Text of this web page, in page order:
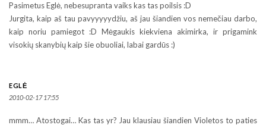
Pasimetus Eglė, nebesupranta vaiks kas tas poilsis :D
Jurgita, kaip aš tau pavyyyyydžiu, aš jau šiandien vos nemečiau darbo,
kaip noriu pamiegot :D Mėgaukis kiekviena akimirka, ir prigamink
visokių skanybių kaip šie obuoliai, labai gardūs :)
EGLĖ
2010-02-17 17:55
mmm… Atostogai… Kas tas yr? Jau klausiau šiandien Violetos to paties